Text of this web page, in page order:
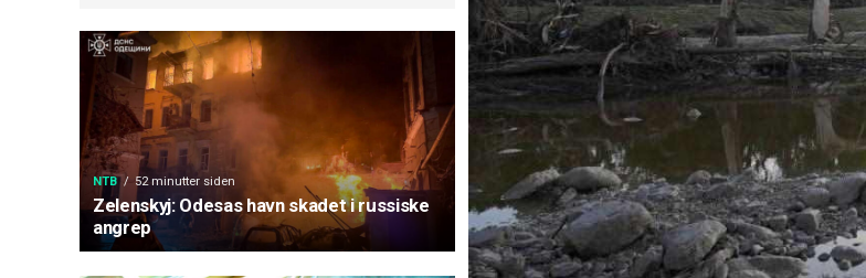
NTB 52 minutter siden
Zelenskyj: Odesas havn skadet i russiske
angrep